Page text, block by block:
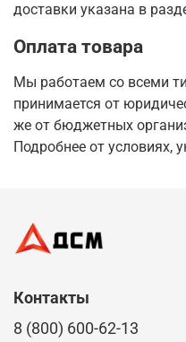
доставки указана в
Оплата товара
Мы работаем со всеми
принимается от
же от бюджетных
Подробнее от условиях,
Контакты
8 (800) 600-62-13